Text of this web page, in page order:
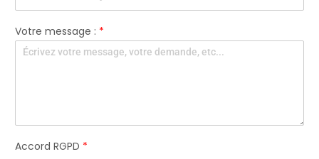
r
e
Votre message :*